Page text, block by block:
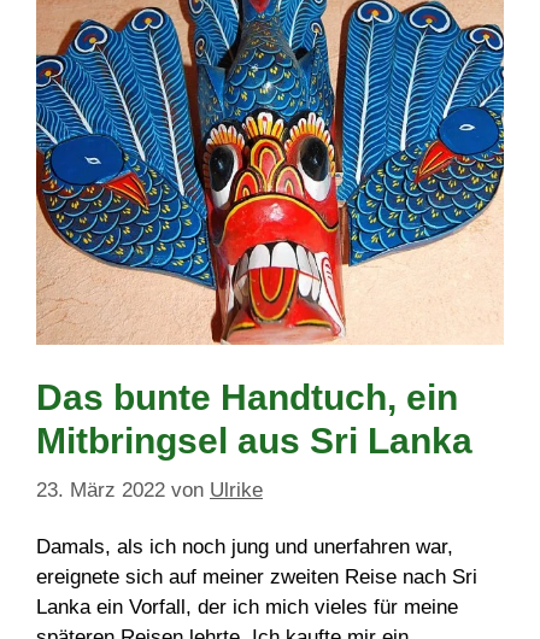
Das bunte Handtuch, ein
Mitbringsel aus Sri Lanka
23. März 2022 von Ulrike
Damals, als ich noch jung und unerfahren war,
ereignete sich auf meiner zweiten Reise nach Sri
Lanka ein Vorfall, der ich mich vieles für meine